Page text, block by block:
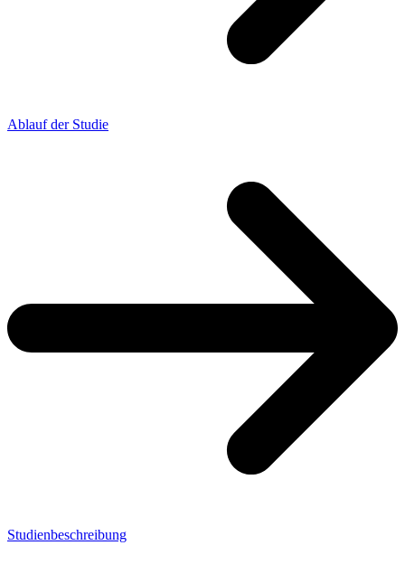
Ablauf der Studie
Studienbeschreibung